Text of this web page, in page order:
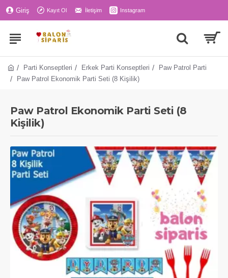
Giriş Kayıt Ol İletişim Instagram
Parti Konseptleri Erkek Parti Konseptleri
Paw Patrol Parti
Paw Patrol Ekonomik Parti Seti (8 Kişilik)
Paw Patrol Ekonomik Parti Seti (8
Kişilik)